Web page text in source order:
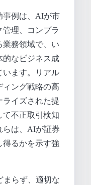
事例は、AIが市
理、コンプラ
業務領域で、い
的なビジネス成
います。リアル
ィング戦略の高
ライズされた提
て不正取引検知
らは、AIが証券
得るかを示す強
まらず、適切な